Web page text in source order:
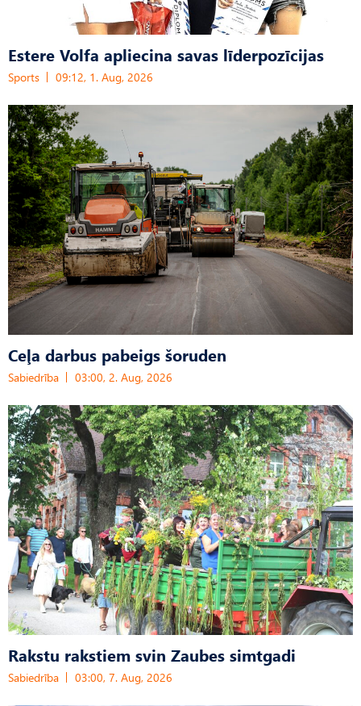
Estere Volfa apliecina savas līderpozīcijas
Sports 09:12, 1. Aug, 2026
Ceļa darbus pabeigs šoruden
Sabiedrība 03:00, 2. Aug, 2026
Rakstu rakstiem svin Zaubes simtgadi
Sabiedrība 03:00, 7. Aug, 2026